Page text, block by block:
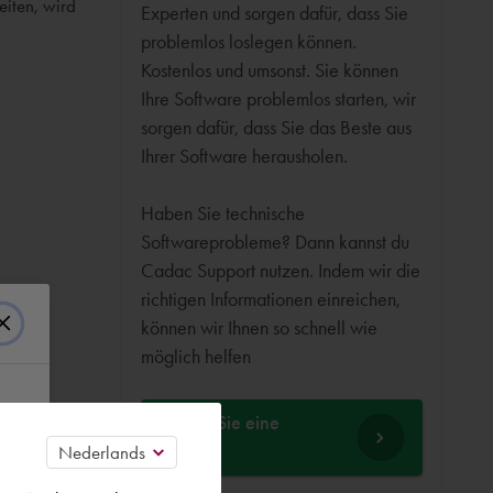
wird
Experten und sorgen dafür, dass Sie
problemlos loslegen können.
Kostenlos und umsonst. Sie können
Ihre Software problemlos starten, wir
sorgen dafür, dass Sie das Beste aus
Ihrer Software herausholen.
Haben Sie technische
Softwareprobleme? Dann kannst du
Cadac Support nutzen. Indem wir die
richtigen Informationen einreichen,
können wir Ihnen so schnell wie
möglich helfen
Stellen Sie eine
Frage